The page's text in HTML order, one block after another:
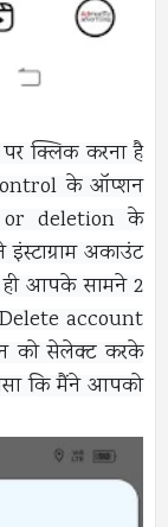
क्लिक करना है
के ऑप्शन
or deletion के
अकाउंट
आपके सामने 2
account
को सेलेक्ट करके
कि मैंने आपको